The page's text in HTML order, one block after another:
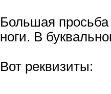
Большая просьба
ноги. В
Вот реквизиты: